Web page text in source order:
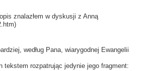
znalazłem w dyskusji z Anną
według Pana, wiarygodnej Ewangelii
tekstem rozpatrując jedynie jego fragment: